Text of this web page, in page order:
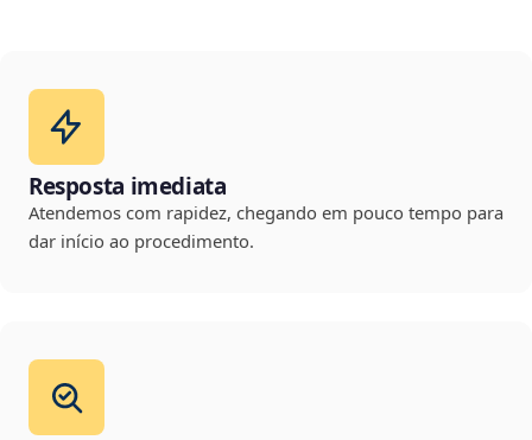
Resposta imediata
Atendemos com rapidez, chegando em pouco tempo para
dar início ao procedimento.